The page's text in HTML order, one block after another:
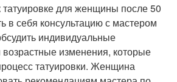
татуировке для женщины после 50
в себя консультацию с мастером
индивидуальные
изменения, которые
татуировки. Женщина